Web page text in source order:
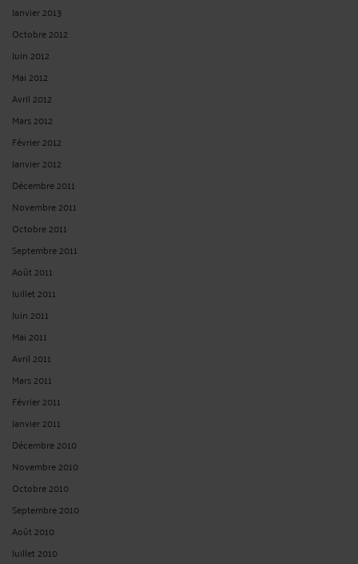
Janvier 2013
Octobre 2012
Juin 2012
Mai 2012
Avril 2012
Mars 2012
Février 2012
Janvier 2012
Décembre 2011
Novembre 2011
Octobre 2011
Septembre 2011
Août 2011
Juillet 2011
Juin 2011
Mai 2011
Avril 2011
Mars 2011
Février 2011
Janvier 2011
Décembre 2010
Novembre 2010
Octobre 2010
Septembre 2010
Août 2010
Juillet 2010